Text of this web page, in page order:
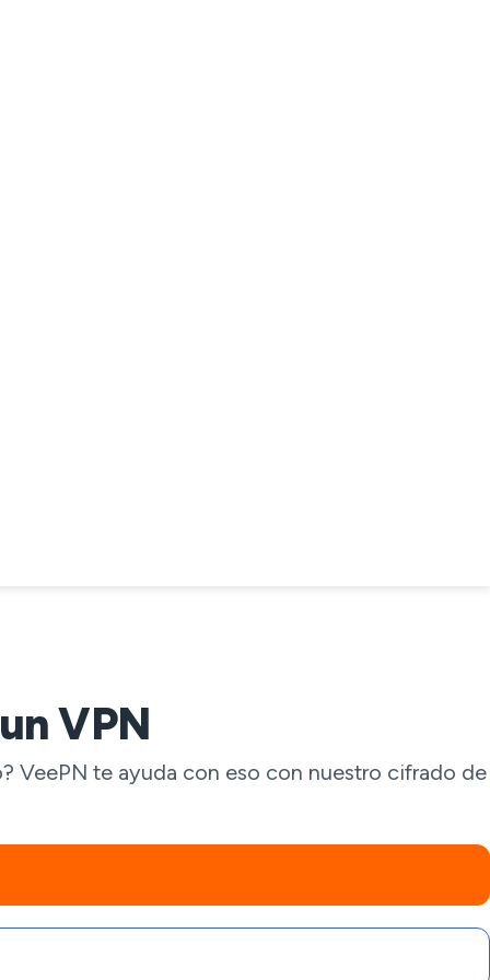
VPN
VeePN te ayuda con eso con nuestro cifrado de